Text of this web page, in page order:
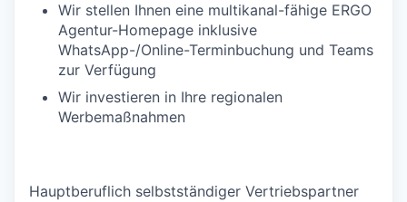
Wir stellen Ihnen eine multikanal-fähige ERGO
Agentur-Homepage inklusive
WhatsApp-/Online-Terminbuchung und Teams
zur Verfügung
Wir investieren in Ihre regionalen
Werbemaßnahmen
Hauptberuflich selbstständiger Vertriebspartner